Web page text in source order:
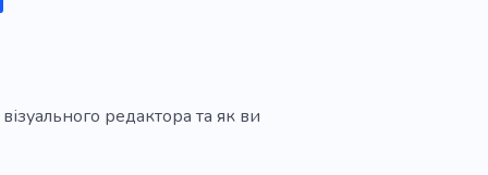
редактора та як ви